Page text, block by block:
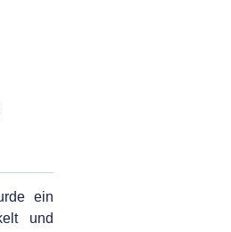
ein
und